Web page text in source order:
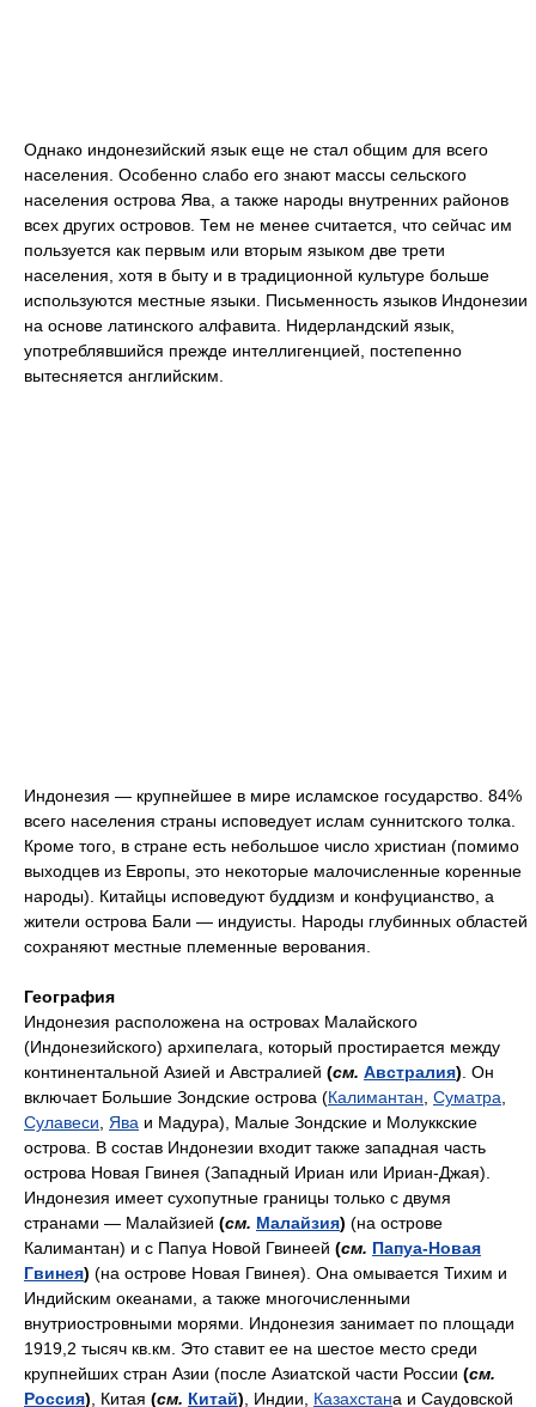
Однако индонезийский язык еще не стал общим для всего
населения. Особенно слабо его знают массы сельского
населения острова Ява, а также народы внутренних районов
всех других островов. Тем не менее считается, что сейчас им
пользуется как первым или вторым языком две трети
населения, хотя в быту и в традиционной культуре больше
используются местные языки. Письменность языков Индонезии
на основе латинского алфавита. Нидерландский язык,
употреблявшийся прежде интеллигенцией, постепенно
вытесняется английским.
Индонезия — крупнейшее в мире исламское государство. 84%
всего населения страны исповедует ислам суннитского толка.
Кроме того, в стране есть небольшое число христиан (помимо
выходцев из Европы, это некоторые малочисленные коренные
народы). Китайцы исповедуют буддизм и конфуцианство, а
жители острова Бали — индуисты. Народы глубинных областей
сохраняют местные племенные верования.
География
Индонезия расположена на островах Малайского
(Индонезийского) архипелага, который простирается между
континентальной Азией и Австралией (см. Австралия) . Он
включает Большие Зондские острова (Калимантан Суматра
Сулавеси
Ява и Мадура), Малые Зондские и Молуккские
острова. В состав Индонезии входит также западная часть
острова Новая Гвинея (Западный Ириан или Ириан-Джая).
Индонезия имеет сухопутные границы только с двумя
странами — Малайзией (см. Малайзия) (на острове
Калимантан) и с Папуа Новой Гвинеей (см. Папуа-Новая
Гвинея) (на острове Новая Гвинея). Она омывается Тихим и
Индийским океанами, а также многочисленными
внутриостровными морями. Индонезия занимает по площади
1919,2 тысяч кв.км. Это ставит ее на шестое место среди
крупнейших стран Азии (после Азиатской части России (см.
Россия) , Китая (см. Китай) , Индии, Казахстана и Саудовской